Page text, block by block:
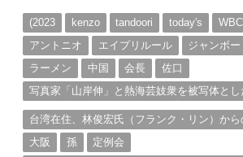
ブ(2023 kenzo tandoori today's WBC
アントニオ
エイプリルール ジャンボー
ラーメン
中国 会長
佐口
写真家「山岸伸」と熱海芸妓衆を被写体とし
台湾在住、林俊宏氏（フランク・リン）か
大阪
孫
定例会